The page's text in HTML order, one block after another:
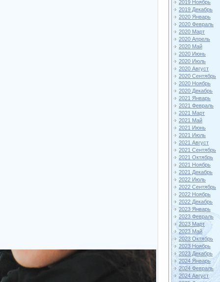
2019 Ноябрь
2019 Декабрь
2020 Январь
2020 Февраль
2020 Март
2020 Апрель
2020 Май
2020 Июнь
2020 Июль
2020 Август
2020 Сентябрь
2020 Ноябрь
2020 Декабрь
2021 Январь
2021 Февраль
2021 Март
2021 Май
2021 Июнь
2021 Июль
2021 Август
2021 Сентябрь
2021 Октябрь
2021 Ноябрь
2021 Декабрь
2022 Июль
2022 Сентябрь
2022 Ноябрь
2022 Декабрь
2023 Январь
2023 Февраль
2023 Март
2023 Май
2023 Октябрь
2023 Ноябрь
2023 Декабрь
2024 Январь
2024 Февраль
2024 Август